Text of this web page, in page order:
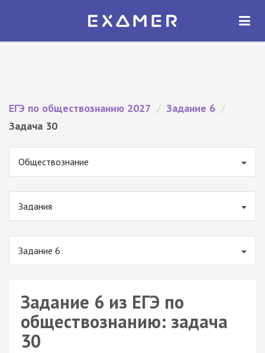
Экзамер — ЕГЭ 2027
ОТКРЫТЬ
ЕГЭ по обществознанию 2027 / Задание 6 /
Задача 30
Обществознание
Задания
Задание 6
Задание 6 из ЕГЭ по
обществознанию: задача
30